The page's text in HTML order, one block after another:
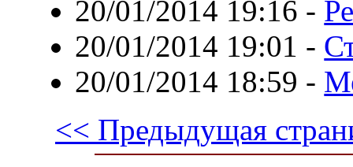
20/01/2014 19:16 -
20/01/2014 19:01 -
20/01/2014 18:59 -
<< Предыдущая